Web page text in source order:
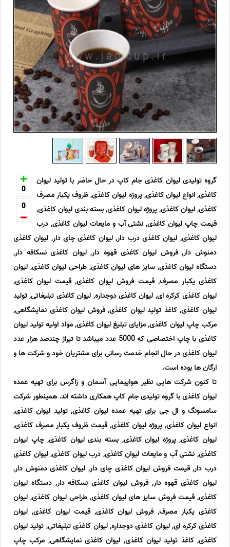
0
0
گروه تولیدی لیوان کاغذی جام کاپ در حال حاضر با تولید لیوان
کاغذی, انواع لیوان کاغذی, پروژه لیوان کاغذی, ظروف یکبار مصرف
کاغذی, لیوان کاغذی, پروژه لیوان کاغذی, بسته بندی لیوان کاغذی,
قیمت چاپ لیوان کاغذی, نشتی آب و مایعات لیوان کاغذی, درب
لیوان کاغذی, لیوان کاغذی درب دار, لیوان کاغذی چای دار, لیوان کاغذی
دمنوش دار, فروش لیوان کاغذی قهوه دار, لیوان کاغذی نسکافه دار,
دستگاه لیوان کاغذی, سایز های لیوان کاغذی, طراحی لیوان کاغذی, لیوان
کاغذی یکبار مصرف, قیمت فروش لیوان کاغذی, قیمت لیوان کاغذی,
لیوان کاغذی کرکره ای, لیوان کاغذی دوجداره, لیوان کاغذی تبلیغاتی, تولید
لیوان کاغذی, کاغذ تولید لیوان کاغذی, فروش لیوان کاغذی نمایشگاهی,
مرکب چاپ لیوان کاغذی, مزایای تبلیغ لیوان کاغذی, مواد اولیه تولید لیوان
کاغذی با چاپ اختصاصی که 5000 عدد میباشد تا تیراژ چندصد هزار عدد
لیوان کاغذی در حال انجام خدمت رسانی برای مشتریان خود و شرکت ها و
ارگان ها بوده است.
تا کنون شرکت هایی نظیر هواپیمایی آسمان و زاگرس برای تهیه عمده
لیوان کاغذی با گروه تولیدی جام کاپ همکاری داشته اند. همینطور شرکت
سامسونگ و ال جی برای تهیه عمده لیوان کاغذی, تولید لیوان کاغذی,
انواع لیوان کاغذی, پروژه لیوان کاغذی, قیمت ظروف یکبار مصرف کاغذی,
لیوان کاغذی, پروژه لیوان کاغذی, بسته بندی لیوان کاغذی, چاپ لیوان
کاغذی, نشتی آب و مایعات لیوان کاغذی, درب لیوان کاغذی, لیوان کاغذی
درب دار, قیمت فروش لیوان کاغذی چای دار, لیوان کاغذی دمنوش دار,
لیوان کاغذی قهوه دار, فروش لیوان کاغذی نسکافه دار, دستگاه لیوان
کاغذی, قیمت فروش سایز های لیوان کاغذی, طراحی لیوان کاغذی, لیوان
کاغذی یکبار مصرف, فروش لیوان کاغذی, قیمت لیوان کاغذی, لیوان
کاغذی کرکره ای, لیوان کاغذی دوجداره, لیوان کاغذی تبلیغاتی, تولید لیوان
کاغذی, کاغذ تولید لیوان کاغذی, لیوان کاغذی نمایشگاهی, مرکب چاپ